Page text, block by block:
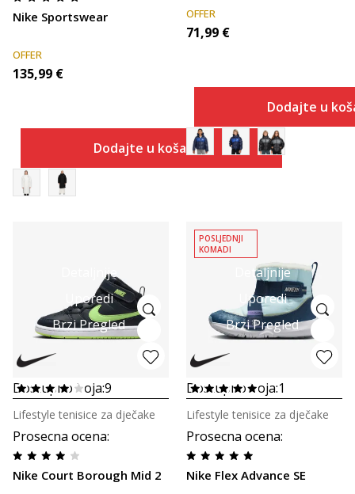
Nike Sportswear
OFFER
135,99 €
Dodajte u košaricu
OFFER
71,99 €
Dodajte u
Detaljnije
Uporedi
Brzi Pregled
Dostupno boja:9
Prosecna ocena:
Nike Court Borough Mid 2
Lifestyle tenisice za dječake
Detaljnije
Uporedi
Brzi Pregled
POSLJEDNJI
KOMADI
Dostupno boja:1
Prosecna ocena:
Nike Flex Advance SE
Lifestyle tenisice za dječake